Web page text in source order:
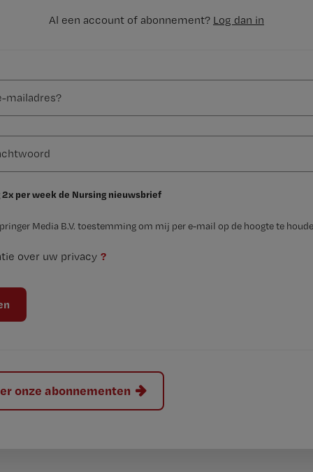
Al een account of abonnement? Log dan in
2x per week de Nursing nieuwsbrief
Media B.V. toestemming om mij per e-mail op de hoogte te
over uw privacy ?
onze abonnementen